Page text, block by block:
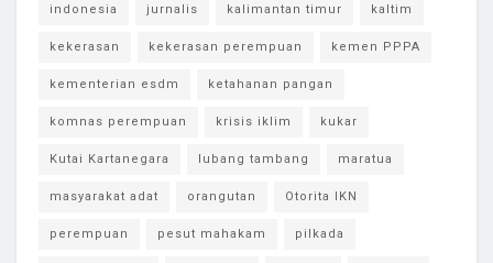
indonesia jurnalis kalimantan timur kaltim
kekerasan kekerasan perempuan kemen PPPA
kementerian esdm ketahanan pangan
komnas perempuan krisis iklim kukar
Kutai Kartanegara lubang tambang maratua
masyarakat adat orangutan Otorita IKN
perempuan pesut mahakam pilkada